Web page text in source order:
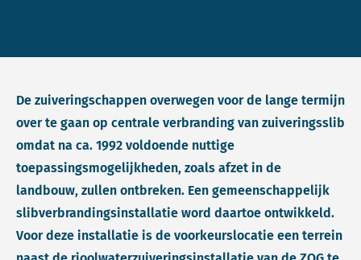
De zuiveringschappen overwegen voor de lange termijn
over te gaan op centrale verbranding van zuiveringsslib
omdat na ca. 1992 voldoende nuttige
toepassingsmogelijkheden, zoals afzet in de
landbouw, zullen ontbreken. Een gemeenschappelijk
slibverbrandingsinstallatie word daartoe ontwikkeld.
Voor deze installatie is de voorkeurslocatie een terrein